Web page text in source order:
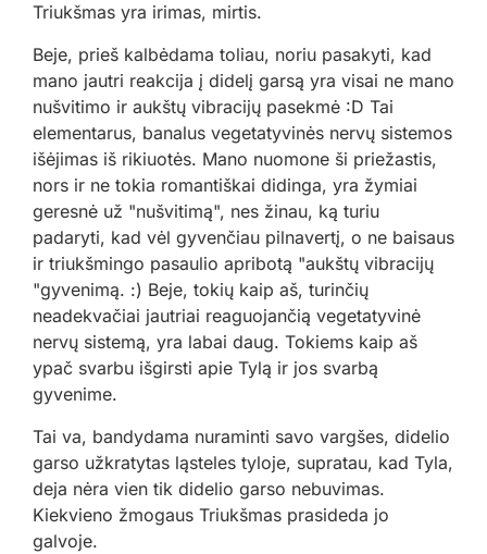
Triukšmas yra irimas, mirtis.
Beje, prieš kalbėdama toliau, noriu pasakyti, kad
mano jautri reakcija į didelį garsą yra visai ne mano
nušvitimo ir aukštų vibracijų pasekmė :D Tai
elementarus, banalus vegetatyvinės nervų sistemos
išėjimas iš rikiuotės. Mano nuomone ši priežastis,
nors ir ne tokia romantiškai didinga, yra žymiai
geresnė už "nušvitimą", nes žinau, ką turiu
padaryti, kad vėl gyvenčiau pilnavertį, o ne baisaus
ir triukšmingo pasaulio apribotą "aukštų vibracijų
"gyvenimą. :) Beje, tokių kaip aš, turinčių
neadekvačiai jautriai reaguojančią vegetatyvinė
nervų sistemą, yra labai daug. Tokiems kaip aš
ypač svarbu išgirsti apie Tylą ir jos svarbą
gyvenime.
Tai va, bandydama nuraminti savo vargšes, didelio
garso užkratytas ląsteles tyloje, supratau, kad Tyla,
deja nėra vien tik didelio garso nebuvimas.
Kiekvieno žmogaus Triukšmas prasideda jo
galvoje.